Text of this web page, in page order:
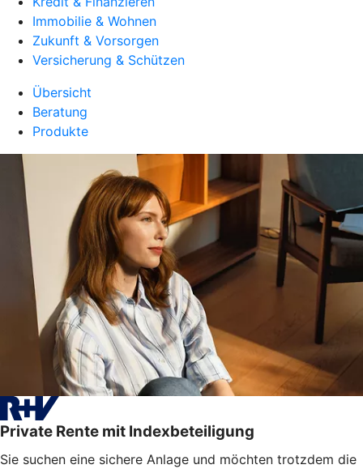
Immobilie & Wohnen
Zukunft & Vorsorgen
Versicherung & Schützen
Übersicht
Beratung
Produkte
Private Rente mit Indexbeteiligung
Sie suchen eine sichere Anlage und möchten trotzdem die